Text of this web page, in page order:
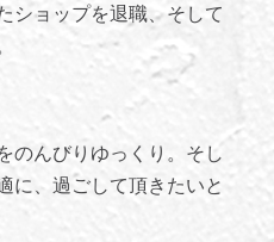
ショップを退職、そして
のんびりゆっくり。そし
に、過ごして頂きたいと